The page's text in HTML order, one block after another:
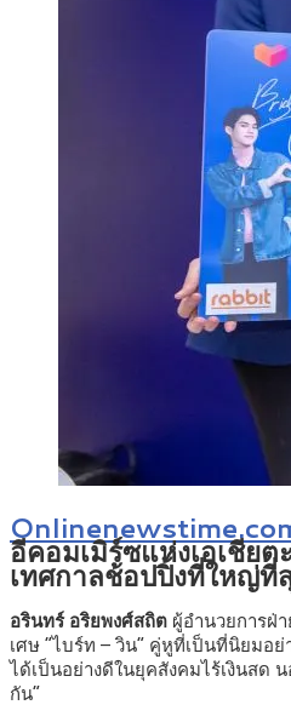
อีคอมเมิร์ซแห่งเอเชีย
เทศกาลช้อปปิ้งที่ใหญ่
อรินทร์ อริยพงศ์สถิต ผู้อำนวยการฝ่
เศษ “ไบร์ท – วิน” คู่หูที่เป็นที่นิยม
ได้เป็นอย่างดีในยุคสังคมไร้เงินสด
กัน”